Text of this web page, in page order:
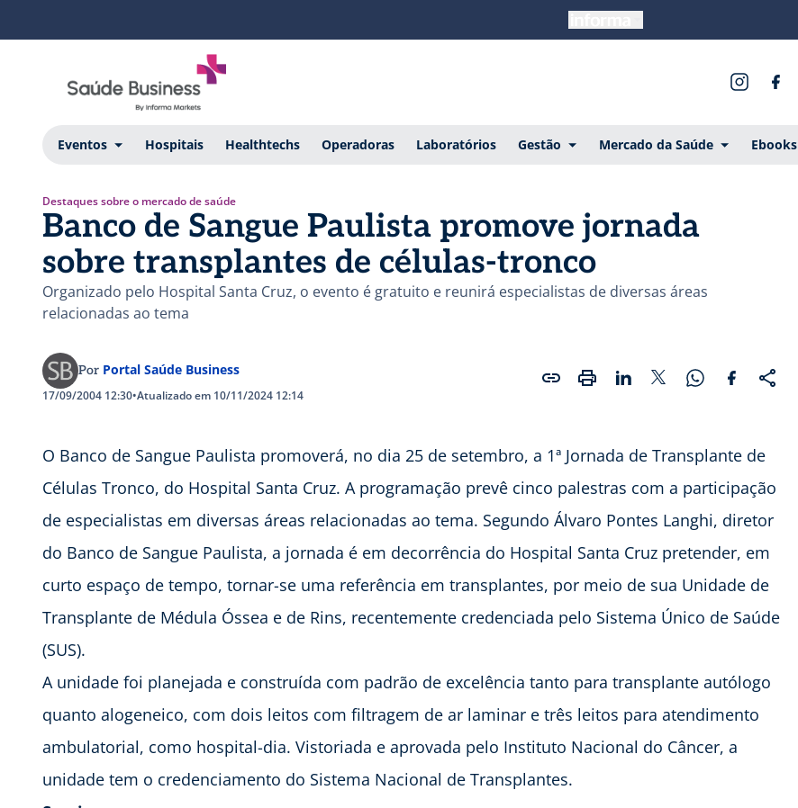
Eventos Hospitais Healthtechs Operadoras Laboratórios Gestão Mercado da Saúde Ebooks
Destaques sobre o mercado de saúde
Banco de Sangue Paulista promove jornada
sobre transplantes de células-tronco
Organizado pelo Hospital Santa Cruz, o evento é gratuito e reunirá especialistas de diversas áreas
relacionadas ao tema
Por Portal Saúde Business
17/09/2004 12:30•Atualizado em 10/11/2024 12:14
O Banco de Sangue Paulista promoverá, no dia 25 de setembro, a 1ª Jornada de Transplante de
Células Tronco, do Hospital Santa Cruz. A programação prevê cinco palestras com a participação
de especialistas em diversas áreas relacionadas ao tema. Segundo Álvaro Pontes Langhi, diretor
do Banco de Sangue Paulista, a jornada é em decorrência do Hospital Santa Cruz pretender, em
curto espaço de tempo, tornar-se uma referência em transplantes, por meio de sua Unidade de
Transplante de Médula Óssea e de Rins, recentemente credenciada pelo Sistema Único de Saúde
(SUS).
A unidade foi planejada e construída com padrão de excelência tanto para transplante autólogo
quanto alogeneico, com dois leitos com filtragem de ar laminar e três leitos para atendimento
ambulatorial, como hospital-dia. Vistoriada e aprovada pelo Instituto Nacional do Câncer, a
unidade tem o credenciamento do Sistema Nacional de Transplantes.